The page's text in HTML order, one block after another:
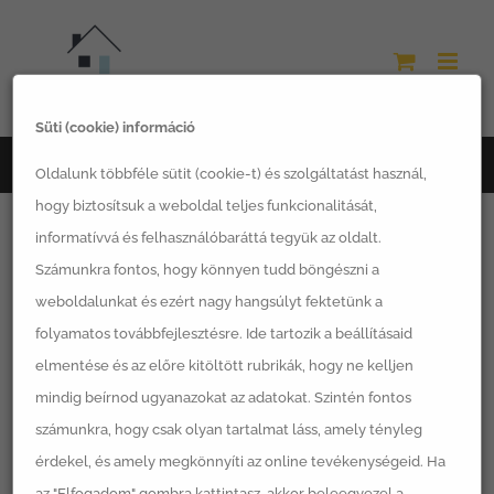
Süti (cookie) információ
Oldalunk többféle sütit (cookie-t) és szolgáltatást használ,
hogy biztosítsuk a weboldal teljes funkcionalitását,
informatívvá és felhasználóbaráttá tegyük az oldalt.
Számunkra fontos, hogy könnyen tudd böngészni a
weboldalunkat és ezért nagy hangsúlyt fektetünk a
folyamatos továbbfejlesztésre. Ide tartozik a beállításaid
elmentése és az előre kitöltött rubrikák, hogy ne kelljen
mindig beírnod ugyanazokat az adatokat. Szintén fontos
számunkra, hogy csak olyan tartalmat láss, amely tényleg
érdekel, és amely megkönnyíti az online tevékenységeid. Ha
Főoldal Címke innováció